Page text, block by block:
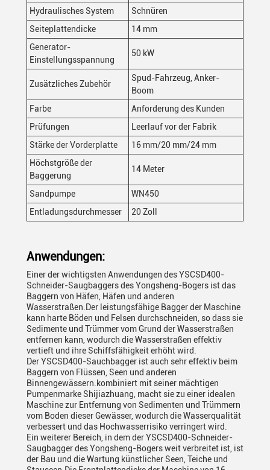
Hydraulisches System
Schnüren
Seiteplattendicke
14 mm
Generator-
Einstellungsspannung
50 kW
Zusätzliches Zubehör
Spud-Fahrzeug, Anker-
Boom
Farbe
Anforderung des Kunden
Prüfungen
Leerlauf vor der Fabrik
Stärke der Vorderplatte
16 mm/20 mm/24 mm
Höchstgröße der
Baggerung
14 Meter
Sandpumpe
WN450
Entladungsdurchmesser
20 Zoll
Anwendungen:
Einer der wichtigsten Anwendungen des YSCSD400-
Schneider-Saugbaggers des Yongsheng-Bogers ist das
Baggern von Häfen, Häfen und anderen
Wasserstraßen.Der leistungsfähige Bagger der Maschine
kann harte Böden und Felsen durchschneiden, so dass sie
Sedimente und Trümmer vom Grund der Wasserstraßen
entfernen kann, wodurch die Wasserstraßen effektiv
vertieft und ihre Schiffsfähigkeit erhöht wird.
Der YSCSD400-Sauchbagger ist auch sehr effektiv beim
Baggern von Flüssen, Seen und anderen
Binnengewässern.kombiniert mit seiner mächtigen
Pumpenmarke Shijiazhuang, macht sie zu einer idealen
Maschine zur Entfernung von Sedimenten und Trümmern
vom Boden dieser Gewässer, wodurch die Wasserqualität
verbessert und das Hochwasserrisiko verringert wird.
Ein weiterer Bereich, in dem der YSCSD400-Schneider-
Saugbagger des Yongsheng-Bogers weit verbreitet ist, ist
der Bau und die Wartung künstlicher Seen, Teiche und